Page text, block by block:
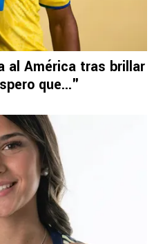
al América tras brillar
que..."